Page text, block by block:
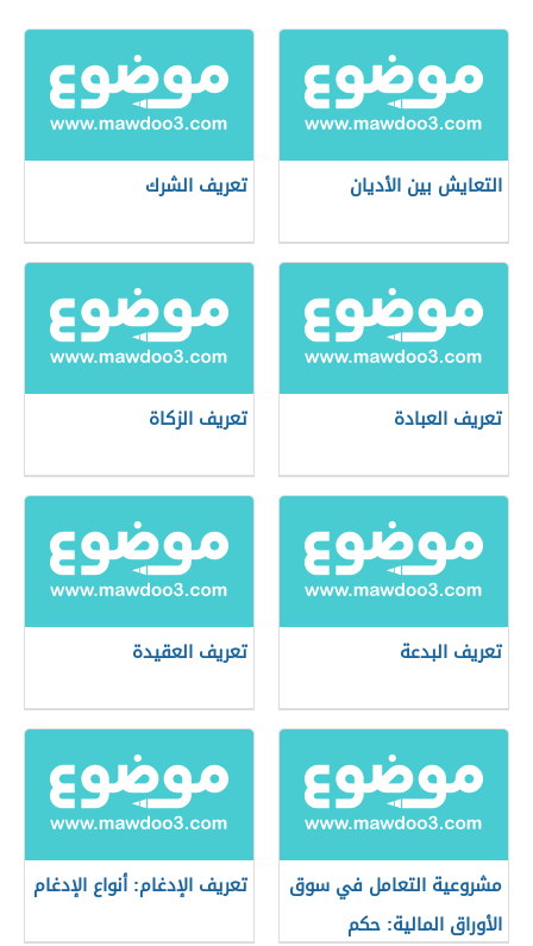
التعايش بين الأديان تعريف الشرك
تعريف العبادة تعريف الزكاة
تعريف البدعة تعريف العقيدة
مشروعية التعامل في سوق
الأوراق المالية: حكم
تعريف الإدغام: أنواع الإدغام